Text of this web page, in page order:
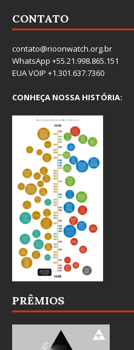
CONTATO
contato@rioonwatch.org.br
WhatsApp +55.21.998.865.151
EUA VOIP +1.301.637.7360
CONHEÇA NOSSA HISTÓRIA:
PRÊMIOS